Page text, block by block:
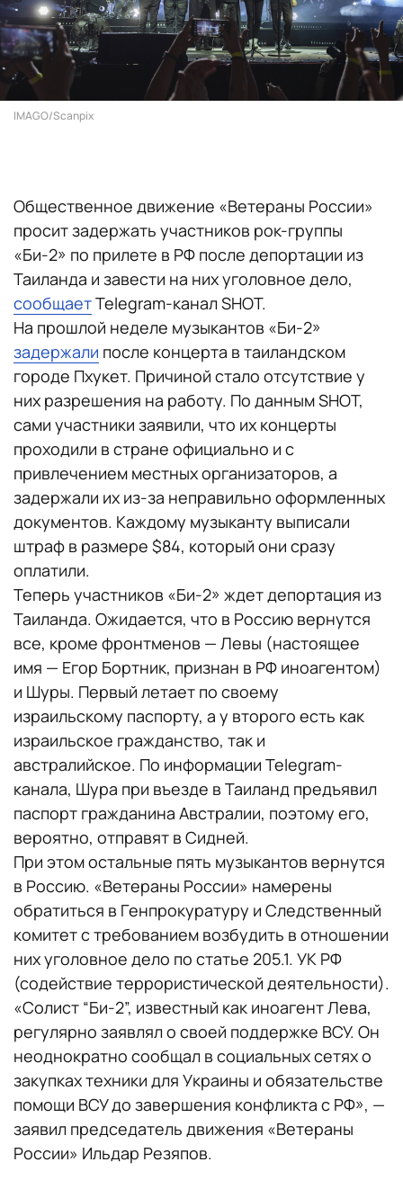
IMAGO/Scanpix
Общественное движение «Ветераны России»
просит задержать участников рок-группы
«Би-2» по прилете в РФ после депортации из
Таиланда и завести на них уголовное дело,
сообщаетTelegram-канал SHOT.
На прошлой неделе музыкантов «Би-2»
задержали после концерта в таиландском
городе Пхукет. Причиной стало отсутствие у
них разрешения на работу. По данным SHOT,
сами участники заявили, что их концерты
проходили в стране официально и с
привлечением местных организаторов, а
задержали их из-за неправильно оформленных
документов. Каждому музыканту выписали
штраф в размере $84, который они сразу
оплатили.
Теперь участников «Би-2» ждет депортация из
Таиланда. Ожидается, что в Россию вернутся
все, кроме фронтменов — Левы (настоящее
имя — Егор Бортник, признан в РФ иноагентом)
и Шуры. Первый летает по своему
израильскому паспорту, а у второго есть как
израильское гражданство, так и
австралийское. По информации Telegram-
канала, Шура при въезде в Таиланд предъявил
паспорт гражданина Австралии, поэтому его,
вероятно, отправят в Сидней.
При этом остальные пять музыкантов вернутся
в Россию. «Ветераны России» намерены
обратиться в Генпрокуратуру и Следственный
комитет с требованием возбудить в отношении
них уголовное дело по статье 205.1. УК РФ
(содействие террористической деятельности).
«Солист “Би-2”, известный как иноагент Лева,
регулярно заявлял о своей поддержке ВСУ. Он
неоднократно сообщал в социальных сетях о
закупках техники для Украины и обязательстве
помощи ВСУ до завершения конфликта с РФ», —
заявил председатель движения «Ветераны
России» Ильдар Резяпов.